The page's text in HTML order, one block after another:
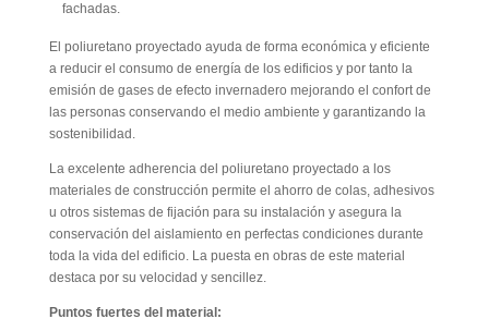
fachadas.
El poliuretano proyectado ayuda de forma económica y eficiente
a reducir el consumo de energía de los edificios y por tanto la
emisión de gases de efecto invernadero mejorando el confort de
las personas conservando el medio ambiente y garantizando la
sostenibilidad.
La excelente adherencia del poliuretano proyectado a los
materiales de construcción permite el ahorro de colas, adhesivos
u otros sistemas de fijación para su instalación y asegura la
conservación del aislamiento en perfectas condiciones durante
toda la vida del edificio. La puesta en obras de este material
destaca por su velocidad y sencillez.
Puntos fuertes del material: